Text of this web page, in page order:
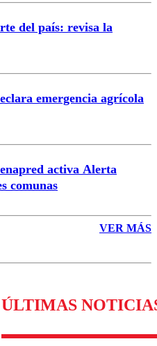
del país: revisa la
emergencia agrícola
activa Alerta
comunas
VER MÁS
ÚLTIMAS